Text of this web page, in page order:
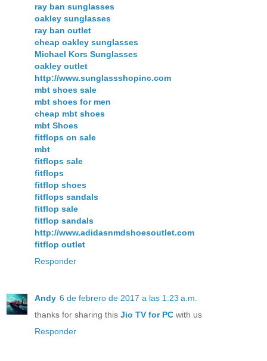
ray ban sunglasses
oakley sunglasses
ray ban outlet
cheap oakley sunglasses
Michael Kors Sunglasses
oakley outlet
http://www.sunglassshopinc.com
mbt shoes sale
mbt shoes for men
cheap mbt shoes
mbt Shoes
fitflops on sale
mbt
fitflops sale
fitflops
fitflop shoes
fitflops sandals
fitflop sale
fitflop sandals
http://www.adidasnmdshoesoutlet.com
fitflop outlet
Responder
Andy 6 de febrero de 2017 a las 1:23 a.m.
thanks for sharing this Jio TV for PC with us
Responder